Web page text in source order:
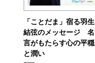
「ことだま」宿る羽生
結弦のメッセージ 名
言がもたらす心の平穏
と潤い